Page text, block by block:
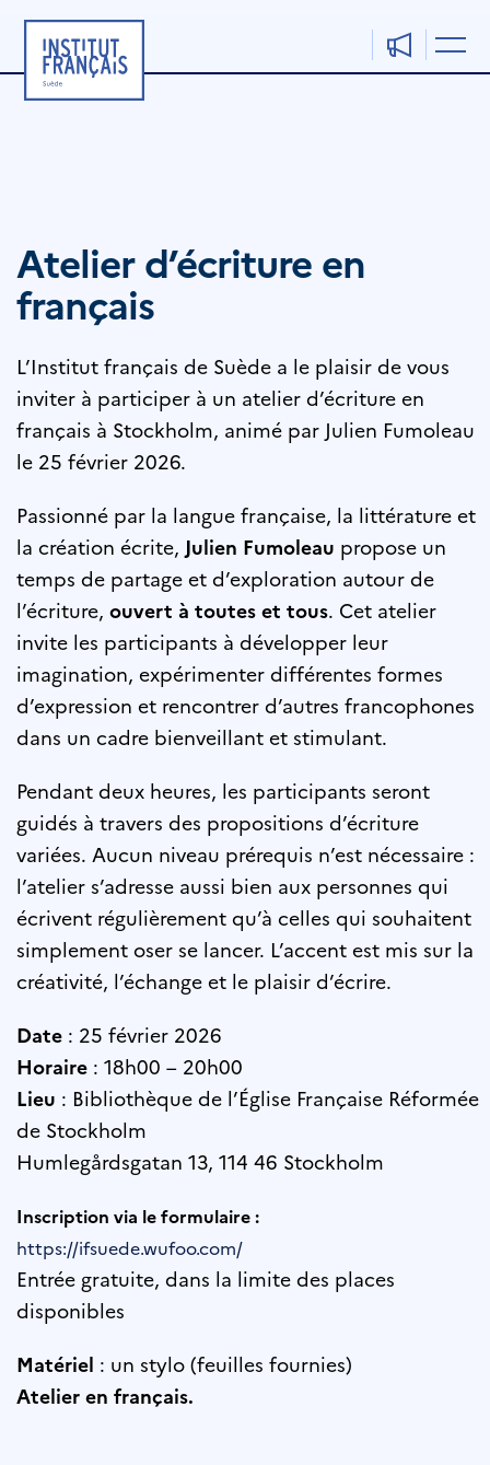
contenu
Atelier d’écriture en
français
L’Institut français de Suède a le plaisir de vous
inviter à participer à un atelier d’écriture en
français à Stockholm, animé par Julien Fumoleau
le 25 février 2026.
Passionné par la langue française, la littérature et
la création écrite, Julien Fumoleau propose un
temps de partage et d’exploration autour de
l’écriture, ouvert à toutes et tous. Cet atelier
invite les participants à développer leur
imagination, expérimenter différentes formes
d’expression et rencontrer d’autres francophones
dans un cadre bienveillant et stimulant.
Pendant deux heures, les participants seront
guidés à travers des propositions d’écriture
variées. Aucun niveau prérequis n’est nécessaire :
l’atelier s’adresse aussi bien aux personnes qui
écrivent régulièrement qu’à celles qui souhaitent
simplement oser se lancer. L’accent est mis sur la
créativité, l’échange et le plaisir d’écrire.
Date : 25 février 2026
Horaire : 18h00 – 20h00
Lieu : Bibliothèque de l’Église Française Réformée
de Stockholm
Humlegårdsgatan 13, 114 46 Stockholm
Inscription via le formulaire :
https://ifsuede.wufoo.com/
Entrée gratuite, dans la limite des places
disponibles
Matériel : un stylo (feuilles fournies)
Atelier en français.